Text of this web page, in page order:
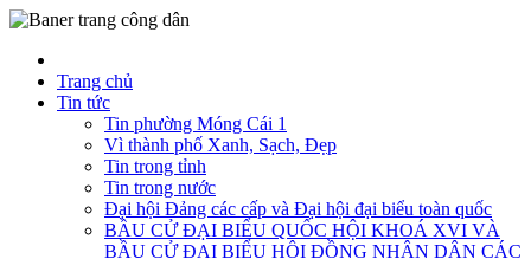
Trang chủ
Tin tức
Tin phường Móng Cái 1
Vì thành phố Xanh, Sạch, Đẹp
Tin trong tỉnh
Tin trong nước
Đại hội Đảng các cấp và Đại hội đại biểu toàn quốc
BẦU CỬ ĐẠI BIỂU QUỐC HỘI KHOÁ XVI VÀ
BẦU CỬ ĐẠI BIỂU HỘI ĐỒNG NHÂN DÂN CÁC